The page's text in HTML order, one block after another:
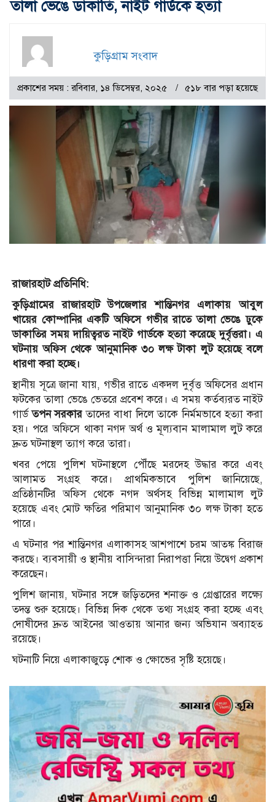
তালা ভেঙে ডাকাতি, নাইট গার্ডকে হত্যা
কুড়িগ্রাম সংবাদ
প্রকাশের সময় : রবিবার, ১৪ ডিসেম্বর, ২০২৫ ৫১৮ বার পড়া হয়েছে
রাজারহাট প্রতিনিধি:
কুড়িগ্রামের রাজারহাট উপজেলার শান্তিনগর এলাকায় আবুল
খায়ের কোম্পানির একটি অফিসে গভীর রাতে তালা ভেঙে ঢুকে
ডাকাতির সময় দায়িত্বরত নাইট গার্ডকে হত্যা করেছে দুর্বৃত্তরা। এ
ঘটনায় অফিস থেকে আনুমানিক ৩০ লক্ষ টাকা লুট হয়েছে বলে
ধারণা করা হচ্ছে।
স্থানীয় সূত্রে জানা যায়, গভীর রাতে একদল দুর্বৃত্ত অফিসের প্রধান
ফটকের তালা ভেঙে ভেতরে প্রবেশ করে। এ সময় কর্তব্যরত নাইট
গার্ডতপন সরকারতাদের বাধা দিলে তাকে নির্মমভাবে হত্যা করা
হয়। পরে অফিসে থাকা নগদ অর্থ ও মূল্যবান মালামাল লুট করে
দ্রুত ঘটনাস্থল ত্যাগ করে তারা।
খবর পেয়ে পুলিশ ঘটনাস্থলে পৌঁছে মরদেহ উদ্ধার করে এবং
আলামত সংগ্রহ করে। প্রাথমিকভাবে পুলিশ জানিয়েছে,
প্রতিষ্ঠানটির অফিস থেকে নগদ অর্থসহ বিভিন্ন মালামাল লুট
হয়েছে এবং মোট ক্ষতির পরিমাণ আনুমানিক ৩০ লক্ষ টাকা হতে
পারে।
এ ঘটনার পর শান্তিনগর এলাকাসহ আশপাশে চরম আতঙ্ক বিরাজ
করছে। ব্যবসায়ী ও স্থানীয় বাসিন্দারা নিরাপত্তা নিয়ে উদ্বেগ প্রকাশ
করেছেন।
পুলিশ জানায়, ঘটনার সঙ্গে জড়িতদের শনাক্ত ও গ্রেপ্তারের লক্ষ্যে
তদন্ত শুরু হয়েছে। বিভিন্ন দিক থেকে তথ্য সংগ্রহ করা হচ্ছে এবং
দোষীদের দ্রুত আইনের আওতায় আনার জন্য অভিযান অব্যাহত
রয়েছে।
ঘটনাটি নিয়ে এলাকাজুড়ে শোক ও ক্ষোভের সৃষ্টি হয়েছে।